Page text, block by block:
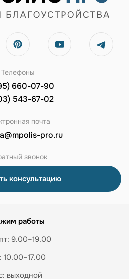
Телефоны
660-07-90
543-67-02
почта
pro.ru
звонок
консультацию
работы
9.00–19.00
10.00–17.00
выходной